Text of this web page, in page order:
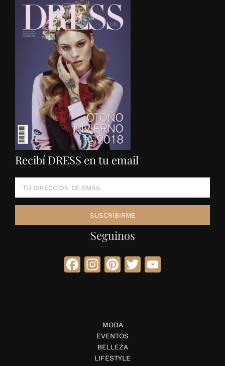
Recibí DRESS en tu email
Seguinos
Facebook
Instagram
Pinterest
Twitter
MODA
EVENTOS
BELLEZA
LIFESTYLE